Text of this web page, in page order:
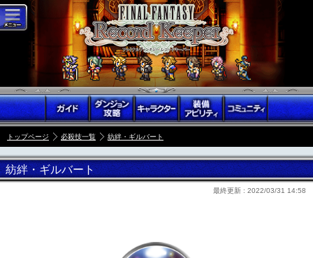
トップページ 必殺技一覧 紡絆・ギルバート
紡絆・ギルバート
最終更新 : 2022/03/31 14:58